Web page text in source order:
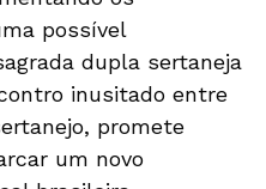
possível
dupla sertaneja
inusitado entre
promete
um novo